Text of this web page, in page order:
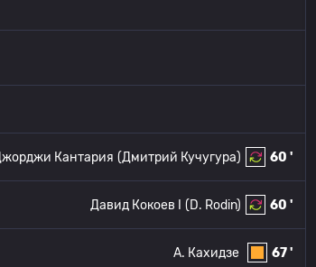
60 '
(Дмитрий Кучугура)
Кантария
60 '
(D. Rodin)
Давид Кокоев I
67 '
A. Кахидзе